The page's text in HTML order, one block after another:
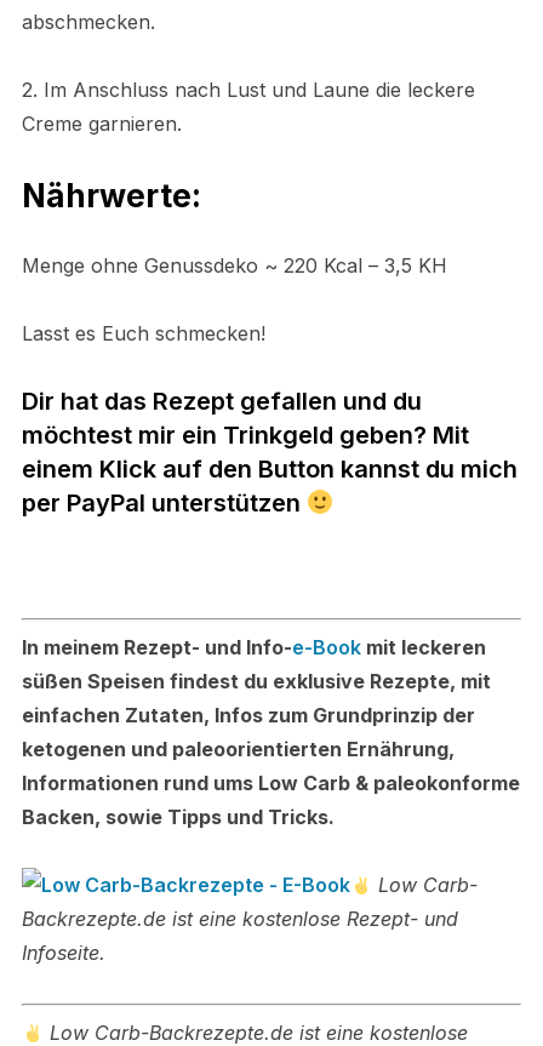
abschmecken.
2. Im Anschluss nach Lust und Laune die leckere
Creme garnieren.
Nährwerte:
Menge ohne Genussdeko ~ 220 Kcal – 3,5 KH
Lasst es Euch schmecken!
Dir hat das Rezept gefallen und du
möchtest mir ein Trinkgeld geben? Mit
einem Klick auf den Button kannst du mich
per PayPal unterstützen
In meinem Rezept- und Info-e-Bookmit leckeren
süßen Speisen findest du exklusive Rezepte, mit
einfachen Zutaten, Infos zum Grundprinzip der
ketogenen und paleoorientierten Ernährung,
Informationen rund ums Low Carb & paleokonforme
Backen, sowie Tipps und Tricks.
Low Carb-
Backrezepte.de ist eine kostenlose Rezept- und
Infoseite.
Low Carb-Backrezepte.de ist eine kostenlose